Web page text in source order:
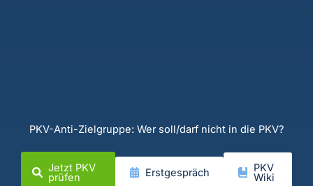
PKV-Anti-Zielgruppe: Wer soll/darf nicht in die PKV?
Jetzt PKV
prüfen Erstgespräch PKV
Wiki